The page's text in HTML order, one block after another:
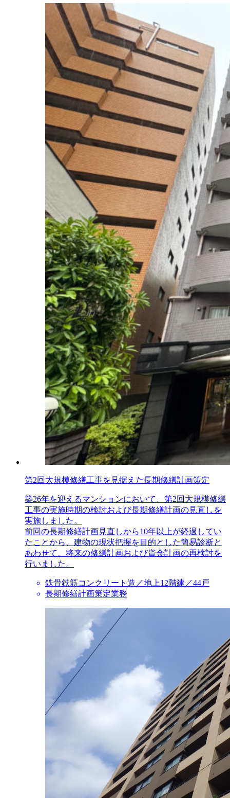
第2回大規模修繕工事を見据えた長期修繕計画策定
築26年を迎えるマンションにおいて、第2回大規模修繕
工事の実施時期の検討および長期修繕計画の見直しを
実施しました。
前回の長期修繕計画見直しから10年以上が経過してい
たことから、建物の現状把握を目的とした簡易診断と
あわせて、将来の修繕計画および資金計画の再検討を
行いました。
鉄骨鉄筋コンクリート造／地上12階建／44戸
長期修繕計画策定業務